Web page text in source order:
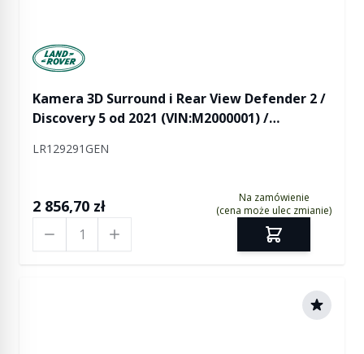
Manufactured by Land rover
Kamera 3D Surround i Rear View Defender 2 /
Discovery 5 od 2021 (VIN:M2000001) /
L460 / RR Sport L461 / RR Evoque 2 od 2021
(VIN:MA000001)
LR129291GEN
2 856,70 zł
Na zamówienie
(cena może ulec zmianie)